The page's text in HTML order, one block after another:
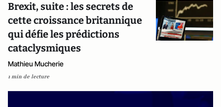
Brexit, suite : les secrets de
cette croissance britannique
qui défie les prédictions
cataclysmiques
Mathieu Mucherie
1 min de lecture